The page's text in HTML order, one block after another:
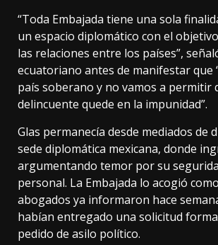
“Toda Embajada tiene una sola
un espacio diplomático con el
las relaciones entre los países”,
ecuatoriano antes de manifestar que
país soberano y no vamos a permitir
delincuente quede en la impunidad”.
Glas permanecía desde mediados de
sede diplomática mexicana, donde
argumentando temor por su
personal. La Embajada lo acogió
abogados ya informaron hace
habían entregado una solicitud
pedido de asilo político.